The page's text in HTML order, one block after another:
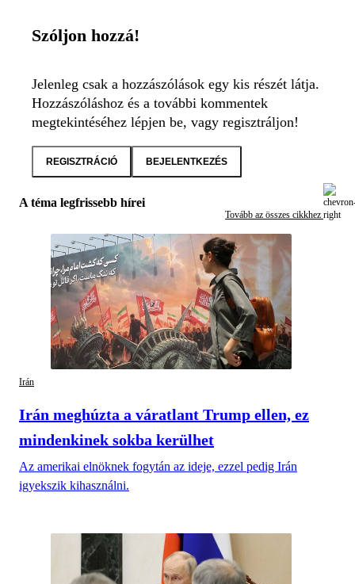
Szóljon hozzá!
Jelenleg csak a hozzászólások egy kis részét látja.
Hozzászóláshoz és a további kommentek
megtekintéséhez lépjen be, vagy regisztráljon!
REGISZTRÁCIÓ BEJELENTKEZÉS
A téma legfrissebb hírei
Tovább az összes cikkhez
Irán
Irán meghúzta a váratlant Trump ellen, ez
mindenkinek sokba kerülhet
Az amerikai elnöknek fogytán az ideje, ezzel pedig Irán
igyekszik kihasználni.